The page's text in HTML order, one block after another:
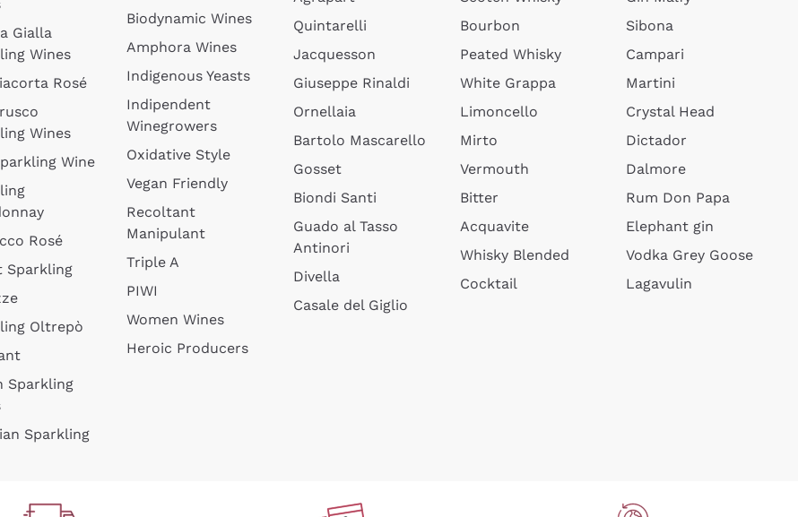
Gialla
Wines
Rosé
Wines
Wine
Rosé
Sparkling
Oltrepò
Sparkling
Sparkling
Biodynamic Wines
Amphora Wines
Indigenous Yeasts
Indipendent
Winegrowers
Oxidative Style
Vegan Friendly
Recoltant
Manipulant
Triple A
PIWI
Women Wines
Heroic Producers
Quintarelli
Jacquesson
Giuseppe Rinaldi
Ornellaia
Bartolo Mascarello
Gosset
Biondi Santi
Guado al Tasso
Antinori
Divella
Casale del Giglio
Bourbon
Peated Whisky
White Grappa
Limoncello
Mirto
Vermouth
Bitter
Acquavite
Whisky Blended
Cocktail
Sibona
Campari
Martini
Crystal Head
Dictador
Dalmore
Rum Don Papa
Elephant gin
Vodka Grey Goose
Lagavulin